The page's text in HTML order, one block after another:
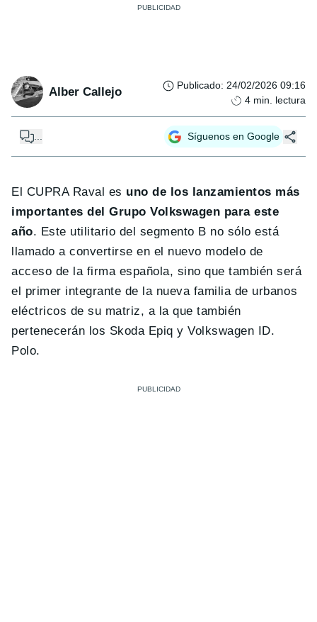
Alber Callejo Publicado: 24/02/2026 09:16
4 min. lectura
... Síguenos en Google
El CUPRA Raval es uno de los lanzamientos más
importantes del Grupo Volkswagen para este
año. Este utilitario del segmento B no sólo está
llamado a convertirse en el nuevo modelo de
acceso de la firma española, sino que también será
el primer integrante de la nueva familia de urbanos
eléctricos de su matriz, a la que también
pertenecerán los Skoda Epiq y Volkswagen ID.
Polo.